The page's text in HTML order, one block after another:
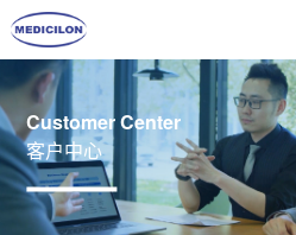
Customer Center
客户中心